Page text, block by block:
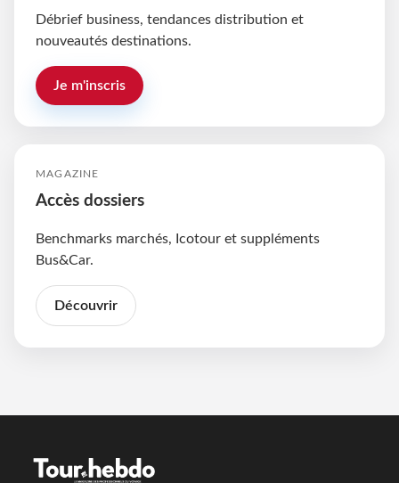
Débrief business, tendances distribution et
nouveautés destinations.
Je m'inscris
MAGAZINE
Accès dossiers
Benchmarks marchés, Icotour et suppléments
Bus&Car.
Découvrir